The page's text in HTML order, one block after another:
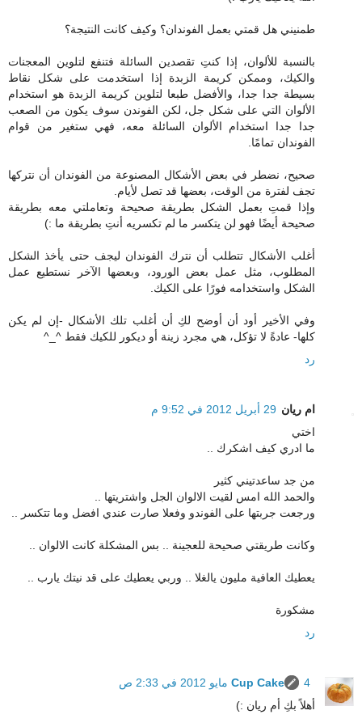
طمنيني هل قمتي بعمل الفوندان؟ وكيف كانت النتيجة؟
بالنسبة للألوان، إذا كنتِ تقصدين السائلة فتنفع لتلوين المعجنات
والكيك، وممكن كريمة الزبدة إذا استخدمت على شكل نقاط
بسيطة جدا جدا، والأفضل طبعا لتلوين كريمة الزبدة هو استخدام
الألوان التي على شكل جل، لكن الفوندن سوف يكون من الصعب
جدا جدا استخدام الألوان السائلة معه، فهي ستغير من قوام
الفوندان تمامًا.
صحيح، نضطر في بعض الأشكال المصنوعة من الفوندان أن نتركها
تجف لفترة من الوقت، بعضها قد تصل لأيام.
وإذا قمتِ بعمل الشكل بطريقة صحيحة وتعاملتي معه بطريقة
صحيحة أيضًا فهو لن يتكسر ما لم تكسريه أنتِ بطريقة ما :)
أغلب الأشكال تتطلب أن نترك الفوندان ليجف حتى يأخذ الشكل
المطلوب، مثل عمل بعض الورود، وبعضها الآخر نستطيع عمل
الشكل واستخدامه فورًا على الكيك.
وفي الأخير أود أن أوضح لكِ أن أغلب تلك الأشكال -إن لم يكن
كلها- عادةً لا تؤكل، هي مجرد زينة أو ديكور للكيك فقط ^_^
رد
ام ريان 29 أبريل 2012 في 9:52 م
اختي
ما ادري كيف اشكرك ..
من جد ساعدتيني كثير
والحمد الله امس لقيت الالوان الجل واشتريتها ..
ورجعت جربتها على الفوندو وفعلا صارت عندي افضل وما تتكسر ..
وكانت طريقتي صحيحة للعجينة .. بس المشكلة كانت الالوان ..
يعطيك العافية مليون يالغلا .. وربي يعطيك على قد نيتك يارب ..
مشكورة
رد
Cup Cake
4 مايو 2012 في 2:33 ص
أهلاً بكِ أم ريان :)